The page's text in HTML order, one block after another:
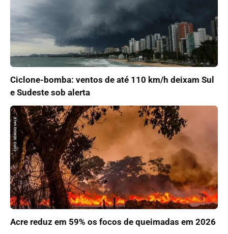
Ciclone-bomba: ventos de até 110 km/h deixam Sul
e Sudeste sob alerta
Acre reduz em 59% os focos de queimadas em 2026